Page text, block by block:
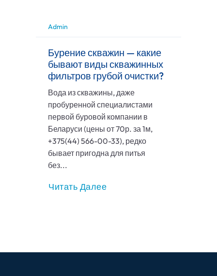
Admin
Бурение скважин — какие
бывают виды скважинных
фильтров грубой очистки?
Вода из скважины, даже
пробуренной специалистами
первой буровой компании в
Беларуси (цены от 70р. за 1м,
+375(44) 566-00-33), редко
бывает пригодна для питья
без...
Читать Далее